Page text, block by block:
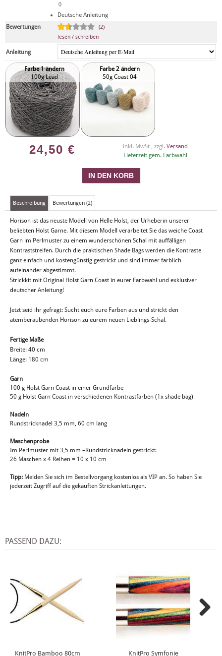
()
Deutsche Anleitung
Bewertungen
(2)
lesen / schreiben
Anleitung
Farbe 1 ändern
100g Lead
Farbe 2 ändern
50g Coast 04
24,50 € inkl. MwSt , zzgl. Versand
Lieferzeit gem. Farbwahl
Beschreibung Bewertungen (2)
Horison ist das neuste Modell von Helle Holst, der Urheberin unserer
beliebten Holst Garne. Mit diesem Modell verarbeitet Sie das weiche Coast
Garn im Perlmuster zu einem wunderschönen Schal mit auffälligen
Kontraststreifen. Durch die praktischen Shade Bags werden die Kontraste
ganz einfach und kostengünstig gestrickt und sind immer farblich
aufeinander abgestimmt.
Strickkit mit Original Holst Garn Coast in eurer Farbwahl und exklusiver
deutscher Anleitung!
Jetzt seid ihr gefragt: Sucht euch eure Farben aus und strickt den
atemberaubenden Horison zu eurem neuen Lieblings-Schal.
Fertige Maße
Breite: 40 cm
Länge: 180 cm
Garn
100 g Holst Garn Coast in einer Grundfarbe
50 g Holst Garn Coast in verschiedenen Kontrastfarben (1x shade bag)
Nadeln
Rundstricknadel 3,5 mm, 60 cm lang
Maschenprobe
Im Perlmuster mit 3,5 mm –Rundstricknadeln gestrickt:
26 Maschen x 4 Reihen = 10 x 10 cm
Tipp: Melden Sie sich im Bestellvorgang kostenlos als VIP an. So haben Sie
jederzeit Zugriff auf die gekauften Strickanleitungen.
PASSEND DAZU:
KnitPro Bamboo 80cm KnitPro Symfonie